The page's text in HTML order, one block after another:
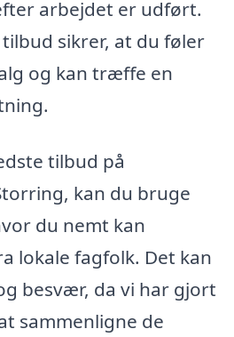
arbejdet er udført.
sikrer, at du føler
og kan træffe en
tilbud på
kan du bruge
du nemt kan
lokale fagfolk. Det kan
besvær, da vi har gjort
sammenligne de